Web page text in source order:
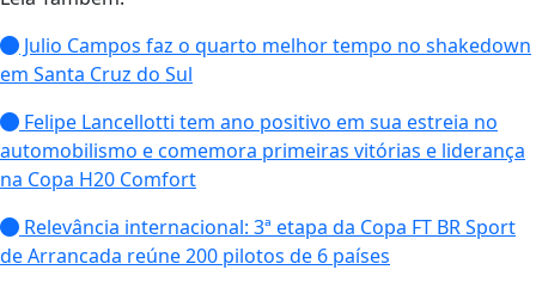
Julio Campos faz o quarto melhor tempo no shakedown
em Santa Cruz do Sul
Felipe Lancellotti tem ano positivo em sua estreia no
automobilismo e comemora primeiras vitórias e liderança
na Copa H20 Comfort
Relevância internacional: 3ª etapa da Copa FT BR Sport
de Arrancada reúne 200 pilotos de 6 países